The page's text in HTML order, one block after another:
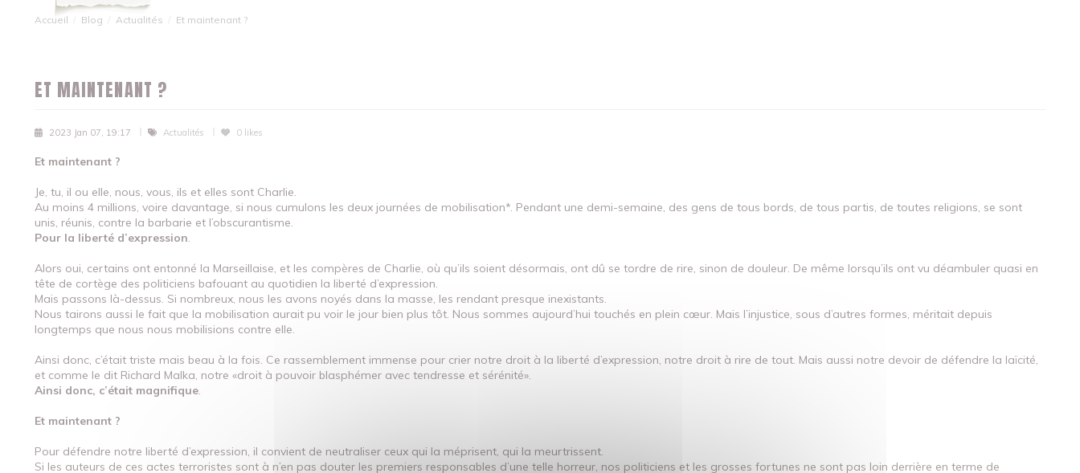
Accueil Blog Actualités Et maintenant ?
ET MAINTENANT ?
2023 Jan 07, 19:17 Actualités 0 likes
Et maintenant ?
Je, tu, il ou elle, nous, vous, ils et elles sont Charlie.
Au moins 4 millions, voire davantage, si nous cumulons les deux journées de mobilisation*. Pendant une demi-semaine, des gens de tous bords, de tous partis, de toutes religions, se sont
unis, réunis, contre la barbarie et l’obscurantisme.
Pour la liberté d’expression.
Alors oui, certains ont entonné la Marseillaise, et les compères de Charlie, où qu’ils soient désormais, ont dû se tordre de rire, sinon de douleur. De même lorsqu’ils ont vu déambuler quasi en
tête de cortège des politiciens bafouant au quotidien la liberté d’expression.
Mais passons là-dessus. Si nombreux, nous les avons noyés dans la masse, les rendant presque inexistants.
Nous tairons aussi le fait que la mobilisation aurait pu voir le jour bien plus tôt. Nous sommes aujourd’hui touchés en plein cœur. Mais l’injustice, sous d’autres formes, méritait depuis
longtemps que nous nous mobilisions contre elle.
Ainsi donc, c’était triste mais beau à la fois. Ce rassemblement immense pour crier notre droit à la liberté d’expression, notre droit à rire de tout. Mais aussi notre devoir de défendre la laïcité,
et comme le dit Richard Malka, notre «droit à pouvoir blasphémer avec tendresse et sérénité».
Ainsi donc, c’était magnifique.
Et maintenant ?
Pour défendre notre liberté d’expression, il convient de neutraliser ceux qui la méprisent, qui la meurtrissent.
Si les auteurs de ces actes terroristes sont à n’en pas douter les premiers responsables d’une telle horreur, nos politiciens et les grosses fortunes ne sont pas loin derrière en terme de